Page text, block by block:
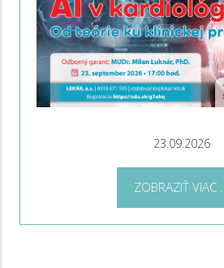
23.09.2026
ZOBRAZIŤ VIAC ...